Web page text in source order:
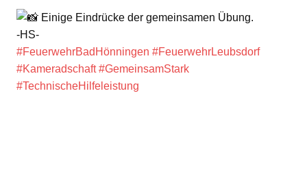
Einige Eindrücke der gemeinsamen Übung.
-HS-
#FeuerwehrBadHönningen #FeuerwehrLeubsdorf
#Kameradschaft #GemeinsamStark
#TechnischeHilfeleistung